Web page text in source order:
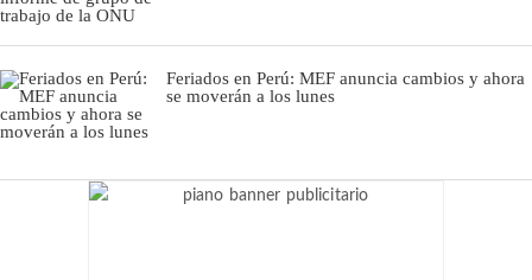
Feriados en Perú: MEF anuncia cambios y ahora
se moverán a los lunes